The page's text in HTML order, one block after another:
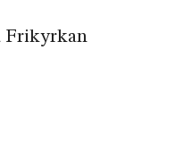
Frikyrkan